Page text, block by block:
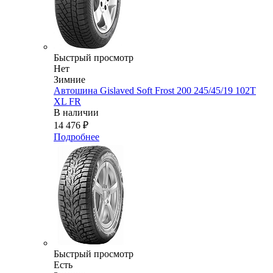
Быстрый просмотр
Нет
Зимние
Автошина Gislaved Soft Frost 200 245/45/19 102Т
XL FR
В наличии
14 476 ₽
Подробнее
Быстрый просмотр
Есть